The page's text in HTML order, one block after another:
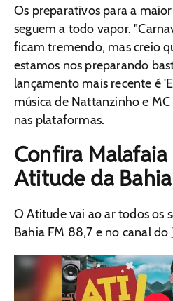
Os preparativos para a
seguem a todo vapor.
ficam tremendo, mas creio
estamos nos preparando
lançamento mais recente é
música de Nattanzinho e
nas plataformas.
Confira
Atitude da
O Atitude vai ao ar todos os
Bahia FM 88,7 e no canal do